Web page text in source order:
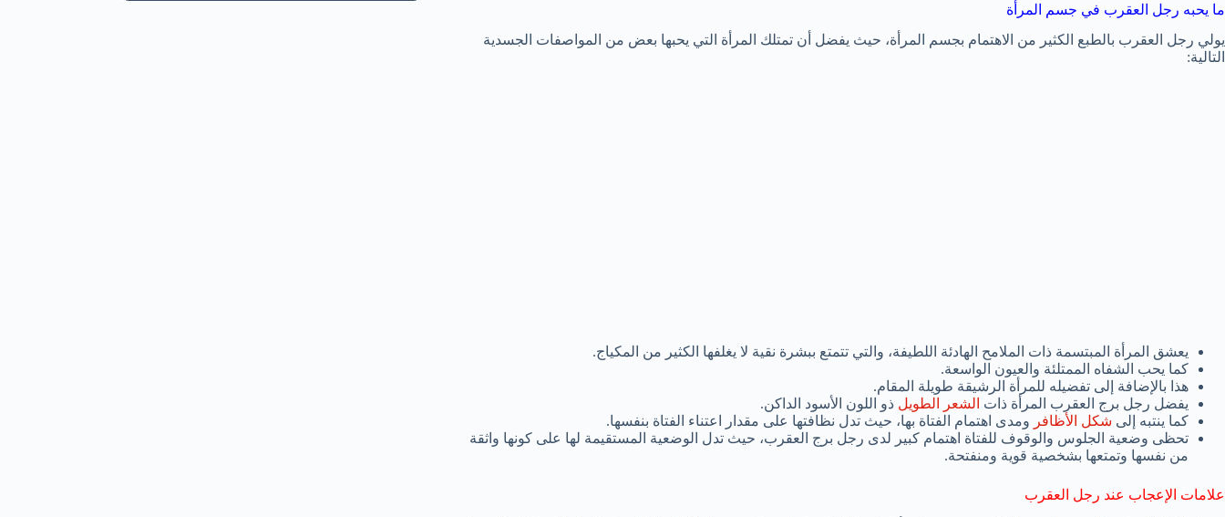
ما يحبه رجل العقرب في جسم المرأة
يولي رجل العقرب بالطبع الكثير من الاهتمام بجسم المرأة، حيث يفضل أن تمتلك المرأة التي يحبها بعض من المواصفات الجسدية
التالية:
يعشق المرأة المبتسمة ذات الملامح الهادئة اللطيفة، والتي تتمتع ببشرة نقية لا يغلفها الكثير من المكياج.
كما يحب الشفاه الممتلئة والعيون الواسعة.
هذا بالإضافة إلى تفضيله للمرأة الرشيقة طويلة المقام.
يفضل رجل برج العقرب المرأة ذات الشعر الطويل ذو اللون الأسود الداكن.
كما ينتبه إلى شكل الأظافر ومدى اهتمام الفتاة بها، حيث تدل نظافتها على مقدار اعتناء الفتاة بنفسها.
تحظى وضعية الجلوس والوقوف للفتاة اهتمام كبير لدى رجل برج العقرب، حيث تدل الوضعية المستقيمة لها على كونها واثقة
من نفسها وتمتعها بشخصية قوية ومنفتحة.
علامات الإعجاب عند رجل العقرب